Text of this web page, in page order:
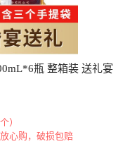
瓶 整箱装 送礼宴
礼推荐
瓶一个）
破损包赔